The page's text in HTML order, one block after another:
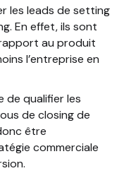
les leads de setting
En effet, ils sont
au produit
l’entreprise en
de qualifier les
de closing de
être
commerciale